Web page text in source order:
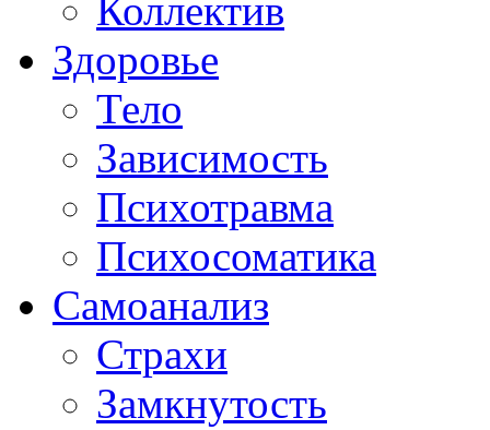
Коллектив
Здоровье
Тело
Зависимость
Психотравма
Психосоматика
Самоанализ
Страхи
Замкнутость